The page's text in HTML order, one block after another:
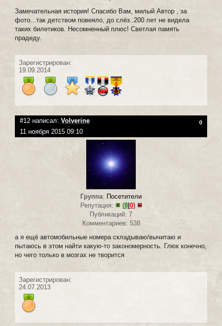
Замечательная история! Спасибо Вам, милый Автор , за
фото...так детством повеяло, до слёз..200 лет не видела
таких билетиков. Несомненный плюс! Светлая память
прадеду.
Зарегистрирован:
19.09.2014
#12 написал: Volverine 0
11 ноября 2015 09:10
Группа: Посетители
Репутация:
(8| 0)
Публикаций: 7
Комментариев: 538
а я ещё автомобильные номера складываю/вычитаю и
пытаюсь в этом найти какую-то закономерность. Глюк конечно,
но чего только в мозгах не творится
Зарегистрирован:
24.07.2013